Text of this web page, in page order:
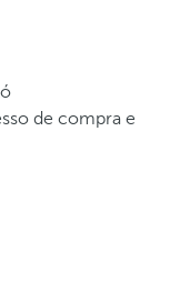
de compra e